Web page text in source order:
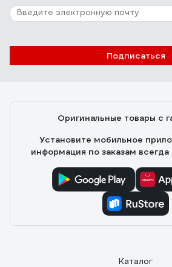
Отзыв о Ledeme с выходом
воды картридж диаметр 35мм,
Подписаться
Оригинальные товары с
Установите мобильное
информация по заказам
Каталог